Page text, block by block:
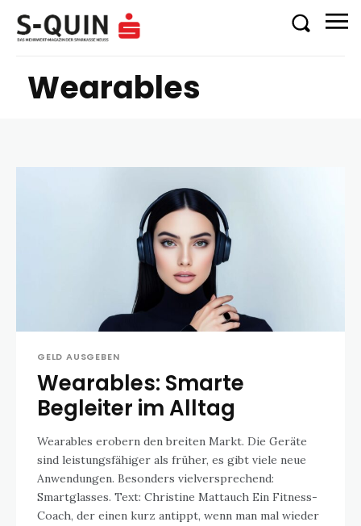
Wearables
GELD AUSGEBEN
Wearables: Smarte
Begleiter im Alltag
Wearables erobern den breiten Markt. Die Geräte
sind leistungsfähiger als früher, es gibt viele neue
Anwendungen. Besonders vielversprechend:
Smartglasses. Text: Christine Mattauch Ein Fitness-
Coach, der einen kurz antippt, wenn man mal wieder